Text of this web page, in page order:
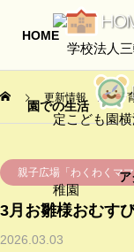
HOME
園での生活
ア
更新情報 子
親子広場「わくわくママ
3月お雛様おむす
2026.03.03